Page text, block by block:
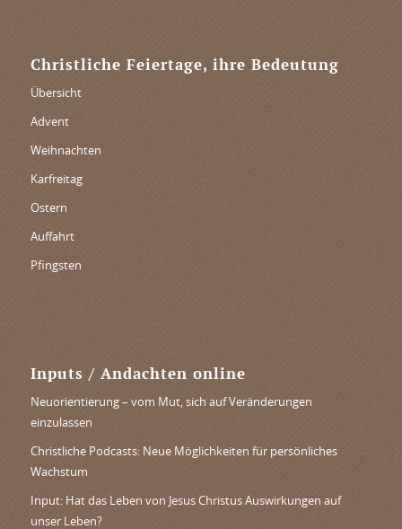
Christliche Feiertage, ihre Bedeutung
Übersicht
Advent
Weihnachten
Karfreitag
Ostern
Auffahrt
Pfingsten
Inputs / Andachten online
Neuorientierung – vom Mut, sich auf Veränderungen
einzulassen
Christliche Podcasts: Neue Möglichkeiten für persönliches
Wachstum
Input: Hat das Leben von Jesus Christus Auswirkungen auf
unser Leben?